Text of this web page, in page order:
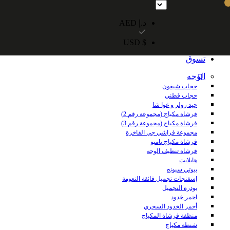
تسوق
الوجه
حجاب شيفون
حجاب قطني
جيد رولر و غوا شا
فرشاة مكياج (مجموعة رقم 2)
فرشاة مكياج (مجموعة رقم 3)
مجموعة فراشي جي الفاخرة
فرشاة مكياج بامبو
فرشاة تنظيف الوجه
هايلايت
بيوتي سبونج
إسفنجات تجميل فائقة النعومة
بودرة التجميل
احمر خدود
أحمر الخدود السحري
منظفة فرشاة المكياج
شنطة مكياج
د.إ AED
$ USD